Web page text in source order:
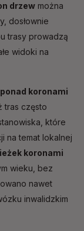
drzew można
dosłownie
trasy prowadzą
widoki na
koronami
tras często
które
na temat lokalnej
koronami
wieku, bez
nawet
inwalidzkim